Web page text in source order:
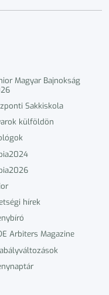
Magyar Bajnokság
Sakkiskola
külföldön
hírek
Arbiters Magazine